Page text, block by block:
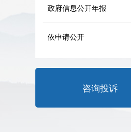
政府信息公开年报
依申请公开
咨询投诉